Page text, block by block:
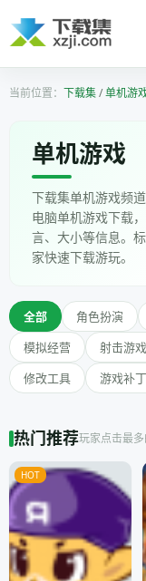
下载集/单机游
单机游戏
下载集单机游戏频
电脑单机游戏下载
言、大小等信息。
家快速下载游玩。
全部 角色扮演
模拟经营
射击游戏
修改工具
游戏补丁
热门推荐玩家点击最
HOT